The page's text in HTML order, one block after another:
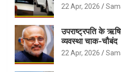
22 Apr, 2026
उपराष्ट्रपति के
व्यवस्था चाक-चौबंद
22 Apr, 2026